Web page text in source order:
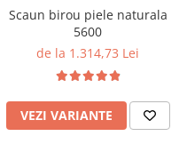
Scaun birou piele naturala
5600
de la 1.314,73 Lei
VEZI VARIANTE